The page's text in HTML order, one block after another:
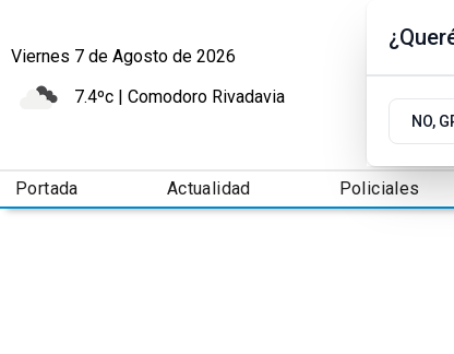
Viernes 7 de Agosto de 2026
7.4ºc | Comodoro Rivadavia
Portada Actualidad Policiales
NO,